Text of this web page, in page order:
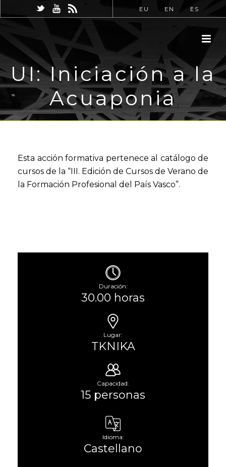
EU EN ES
UI: Iniciación a la
Acuaponia
Esta acción formativa pertenece al catálogo de
cursos de la “III. Edición de Cursos de Verano de
la Formación Profesional del País Vasco”.
Duración:
30.00 horas
Lugar:
TKNIKA
Capacidad:
15 personas
Idioma:
Castellano